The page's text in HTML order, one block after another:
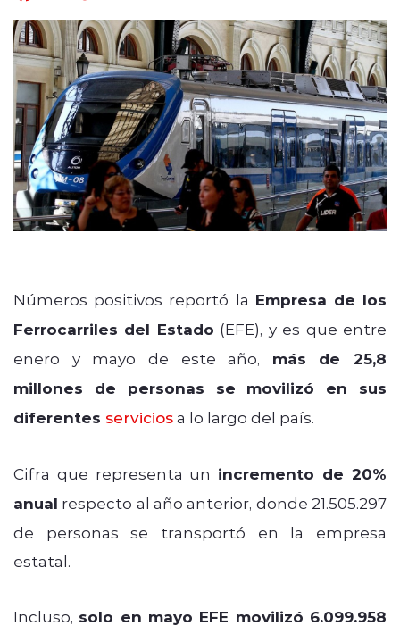
modo claro
Números positivos reportó la Empresa de los
Ferrocarriles del Estado (EFE), y es que entre
enero y mayo de este año, más de 25,8
millones de personas se movilizó en sus
diferentes serviciosa lo largo del país.
Cifra que representa un incremento de 20%
anual respecto al año anterior, donde 21.505.297
de personas se transportó en la empresa
estatal.
Incluso, solo en mayo EFE movilizó 6.099.958